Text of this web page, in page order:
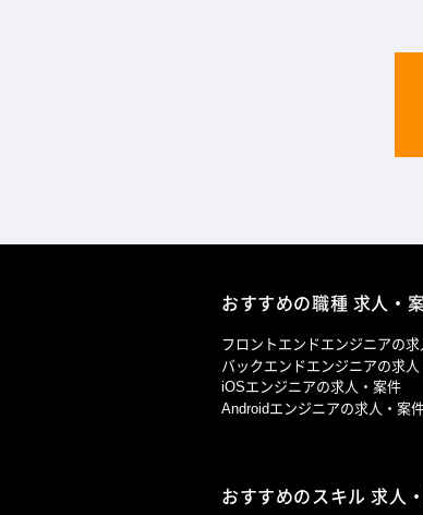
おすすめの職種 求人・
フロントエンドエンジニアの
バックエンドエンジニアの求
iOSエンジニアの求人・案件
Androidエンジニアの求人・案
おすすめのスキル 求人